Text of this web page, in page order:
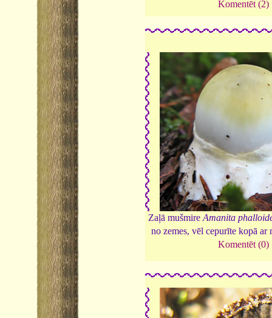
Komentēt (2)
Zaļā mušmire Amanita
no zemes, vēl cepurīte kopā ar
Komentēt (0)